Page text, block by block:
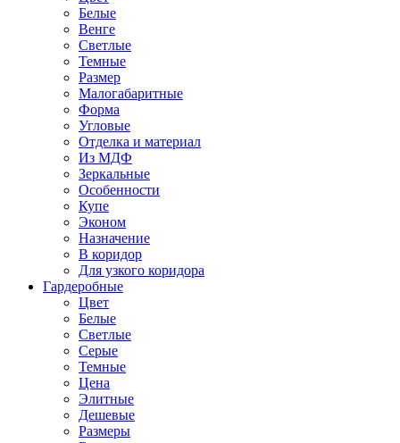
Белые
Венге
Светлые
Темные
Размер
Малогабаритные
Форма
Угловые
Отделка и материал
Из МДФ
Зеркальные
Особенности
Купе
Эконом
Назначение
В коридор
Для узкого коридора
Гардеробные
Цвет
Белые
Светлые
Серые
Темные
Цена
Элитные
Дешевые
Размеры